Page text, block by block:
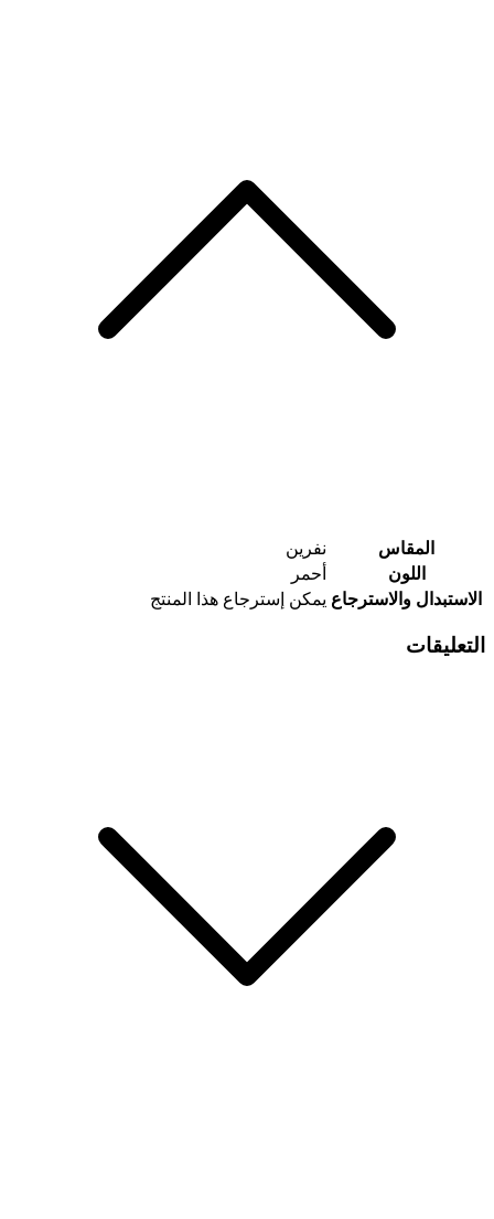
المقاس
نفرين
اللون
أحمر
الاستبدال والاسترجاع يمكن إسترجاع هذا المنتج
التعليقات